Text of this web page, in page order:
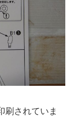
刷されていま